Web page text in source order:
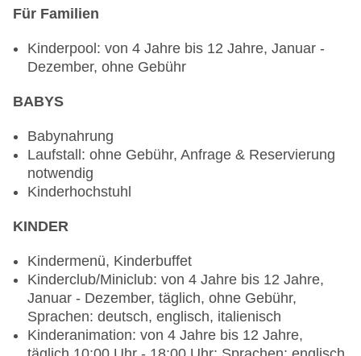
notwendig, glutenfreie Gerichte: ohne Gebühr,
Kindermenü, koschere Gerichte: ohne Gebühr,
Anfrage & Reservierung notwendig, lactosefreie
notwendig, leichte Gerichte: ohne Gebühr,
notwendig, saisonale Gerichte: ohne Gebühr,
Anfrage & Reservierung nicht notwendig,
vegetarische Gerichte: ohne Gebühr, Anfrage &
Reservierung notwendig, vegane Gerichte: ohne
Buffet, à la carte, gesetztes Menü, Showcooking,
Afternoon Tea, Anfrage & Reservierung nicht
notwendig, ohne Gebühr, Januar - Dezember,
täglich 07:00 Uhr - 10:00 Uhr, 12:30 Uhr - 14:30
Uhr und 19:00 Uhr - 21:30 Uhr, mit Terrasse, am
Strand, am Pool, Kinderhochstuhl, angemessene
Kleidung erwünscht
Für Familien
Kinderpool: von 4 Jahre bis 12 Jahre, Januar -
Dezember, ohne Gebühr
BABYS
Babynahrung
Laufstall: ohne Gebühr, Anfrage & Reservierung
notwendig
Kinderhochstuhl
KINDER
Kindermenü, Kinderbuffet
Kinderclub/Miniclub: von 4 Jahre bis 12 Jahre,
Januar - Dezember, täglich, ohne Gebühr,
Sprachen: deutsch, englisch, italienisch
Kinderanimation: von 4 Jahre bis 12 Jahre,